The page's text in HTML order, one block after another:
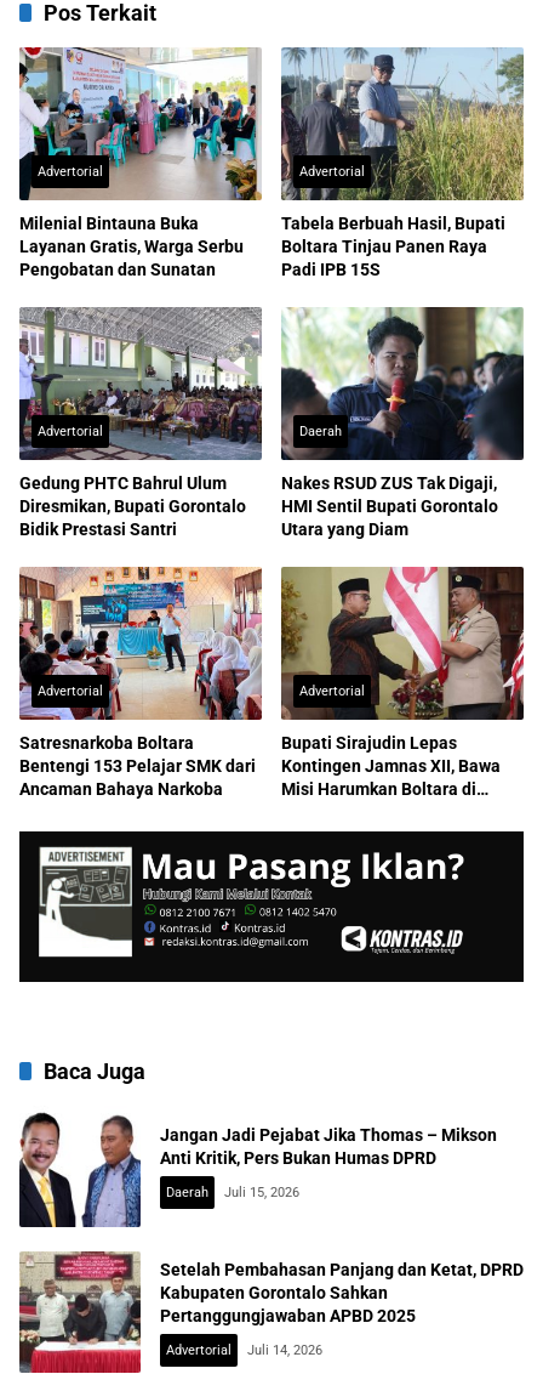
Pos Terkait
Advertorial
Milenial Bintauna Buka
Layanan Gratis, Warga Serbu
Pengobatan dan Sunatan
Advertorial
Tabela Berbuah Hasil, Bupati
Boltara Tinjau Panen Raya
Padi IPB 15S
Advertorial
Gedung PHTC Bahrul Ulum
Diresmikan, Bupati Gorontalo
Bidik Prestasi Santri
Daerah
Nakes RSUD ZUS Tak Digaji,
HMI Sentil Bupati Gorontalo
Utara yang Diam
Advertorial
Satresnarkoba Boltara
Bentengi 153 Pelajar SMK dari
Ancaman Bahaya Narkoba
Advertorial
Bupati Sirajudin Lepas
Kontingen Jamnas XII, Bawa
Misi Harumkan Boltara di
Baca Juga
Jangan Jadi Pejabat Jika Thomas – Mikson
Anti Kritik, Pers Bukan Humas DPRD
Daerah Juli 15, 2026
Setelah Pembahasan Panjang dan Ketat, DPRD
Kabupaten Gorontalo Sahkan
Pertanggungjawaban APBD 2025
Advertorial Juli 14, 2026